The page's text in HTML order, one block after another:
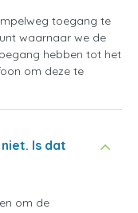
toegang te
waarnaar we de
hebben tot het
om deze te
Is dat
om de